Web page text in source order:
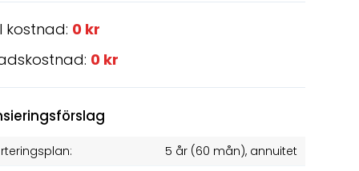
kostnad: 0 kr
0 kr
5 år(60 mån), annuitet